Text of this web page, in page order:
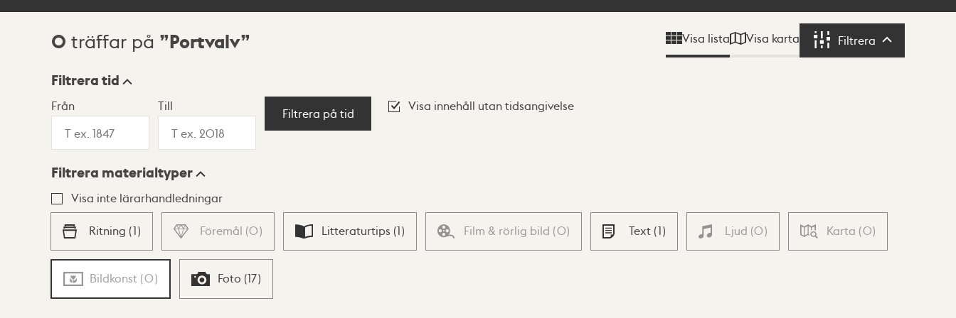
Sökresultat
0 träffar på Portvalv Visa lista Visa karta Filtrera Filtrera
Visningsläge
Lista Karta
Filtrera tid
Från Till
Filtrera på tid
Visa innehåll utan tidsangivelse
Filtrera materialtyper
Visa inte lärarhandledningar
Ritning (1) Föremål (0) Litteraturtips (1) Film & rörlig bild (0) Text (1) Ljud (0) Karta (0)
Bildkonst (0) Foto (17)